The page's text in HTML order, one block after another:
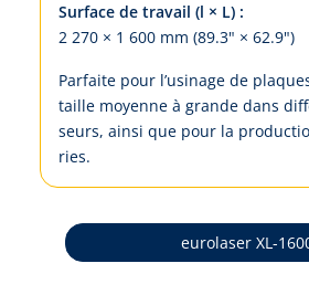
Surface de travail (l × L) :
2 270 × 1 600 mm (89.3" × 62.9")
Par­fai­te pour l’u­si­na­ge de
taille moy­en­ne à gran­de dans
seurs, ain­si que pour la
ries.
eurolaser XL-